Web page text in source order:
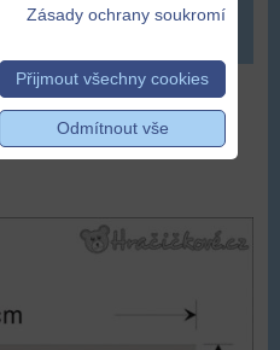
království –
Frozen
Zásady ochrany soukromí
Přijmout všechny cookies
Odmítnout vše